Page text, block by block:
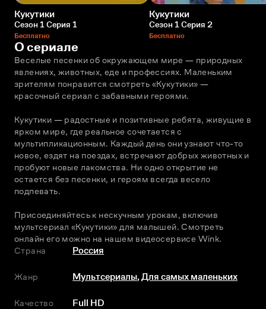
Кукутики
Сезон 1 Серия 1
Бесплатно
Кукутики
Сезон 1 Серия 2
Бесплатно
О сериале
Веселые песенки об окружающем мире — природных
явлениях, животных, еде и профессиях. Маленьким
зрителям понравится смотреть «Кукутики» —
красочный сериал с забавными героями.
Кукутики — радостные и позитивные ребята, живущие в
ярком мире, где реальное сочетается с
мультипликационным. Каждый день они узнают что-то
новое, ездят на поездах, встречают добрых животных и
пробуют новые лакомства. Ни одно открытие не
остается без песенки, и героям всегда весело
подпевать.
Присоединяйтесь к нескучным урокам, включив
мультсериал «Кукутики» для малышей. Смотреть
онлайн его можно на нашем видеосервисе Wink.
Страна
Россия
Жанр Мультсериалы,Для самых маленьких
Качество Full HD